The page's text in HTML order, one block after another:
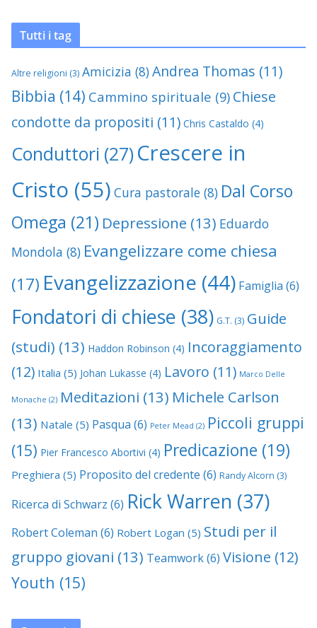
Tutti i tag
Altre religioni (3) Amicizia (8)Andrea Thomas (11)
Bibbia (14) Cammino spirituale (9) Chiese
condotte da propositi (11) Chris Castaldo (4)
Conduttori (27) Crescere in
Cristo (55) Cura pastorale (8) Dal Corso
Omega (21) Depressione (13) Eduardo
Mondola (8) Evangelizzare come chiesa
(17) Evangelizzazione (44) Famiglia (6)
Fondatori di chiese (38) G.T. (3) Guide
(studi) (13) Haddon Robinson (4) Incoraggiamento
(12) Italia (5) Johan Lukasse (4) Lavoro (11) Marco Delle
Monache (2) Meditazioni (13) Michele Carlson
(13) Natale (5) Pasqua (6) Peter Mead (2) Piccoli gruppi
(15) Pier Francesco Abortivi (4) Predicazione (19)
Preghiera (5) Proposito del credente (6) Randy Alcorn (3)
Ricerca di Schwarz (6) Rick Warren (37)
Robert Coleman (6) Robert Logan (5) Studi per il
gruppo giovani (13) Teamwork(6) Visione (12)
Youth (15)